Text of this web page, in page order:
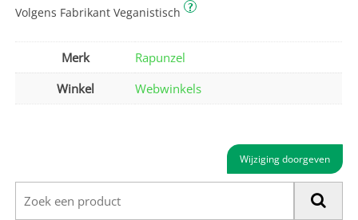
Volgens Fabrikant Veganistisch ?
Merk
Rapunzel
Winkel
Webwinkels
Wijziging doorgeven